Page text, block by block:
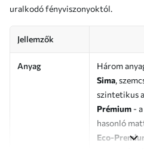
uralkodó fényviszonyoktól.
Jellemzők
Anyag
Három
Sima,
szintetikus
Prémium -
hasonló
Eco-